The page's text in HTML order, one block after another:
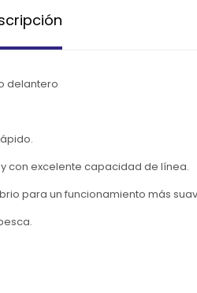
delantero
con excelente capacidad de línea.
para un funcionamiento más